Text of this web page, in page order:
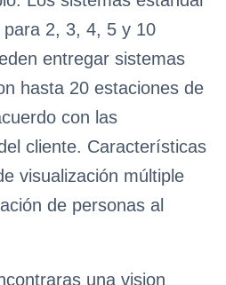
2, 3, 4, 5 y 10
entregar sistemas
hasta 20 estaciones de
con las
cliente. Características
visualización múltiple
de personas al
una vision